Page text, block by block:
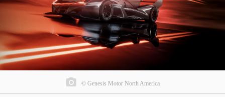
© Genesis Motor North America